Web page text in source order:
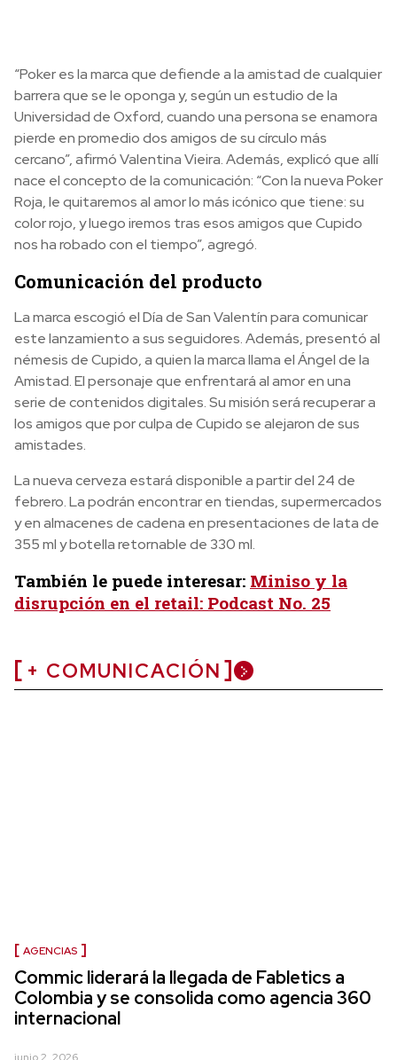
“Poker es la marca que defiende a la amistad de cualquier
barrera que se le oponga y, según un estudio de la
Universidad de Oxford, cuando una persona se enamora
pierde en promedio dos amigos de su círculo más
cercano”, afirmó Valentina Vieira. Además, explicó que allí
nace el concepto de la comunicación: “Con la nueva Poker
Roja, le quitaremos al amor lo más icónico que tiene: su
color rojo, y luego iremos tras esos amigos que Cupido
nos ha robado con el tiempo”, agregó.
Comunicación del producto
La marca escogió el Día de San Valentín para comunicar
este lanzamiento a sus seguidores. Además, presentó al
némesis de Cupido, a quien la marca llama el Ángel de la
Amistad. El personaje que enfrentará al amor en una
serie de contenidos digitales. Su misión será recuperar a
los amigos que por culpa de Cupido se alejaron de sus
amistades.
La nueva cerveza estará disponible a partir del 24 de
febrero. La podrán encontrar en tiendas, supermercados
y en almacenes de cadena en presentaciones de lata de
355 ml y botella retornable de 330 ml.
También le puede interesar: Miniso y la
disrupción en el retail: Podcast No. 25
+ COMUNICACIÓN
AGENCIAS
Commic liderará la llegada de Fabletics a
Colombia y se consolida como agencia 360
internacional